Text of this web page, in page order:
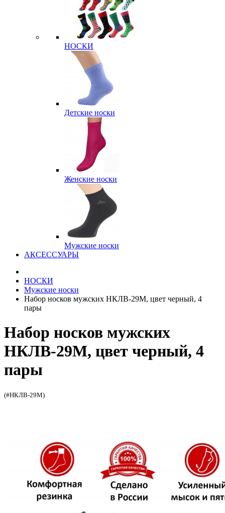
НОСКИ
Детские носки
Женские носки
Мужские носки
АКСЕССУАРЫ
НОСКИ
Мужские носки
Набор носков мужских НКЛВ-29М, цвет черный, 4
пары
Набор носков мужских
НКЛВ-29М, цвет черный, 4
пары
(#НКЛВ-29М)